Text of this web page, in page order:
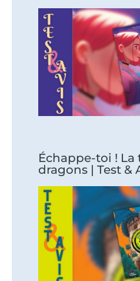
Échappe-toi ! La
dragons | Test &